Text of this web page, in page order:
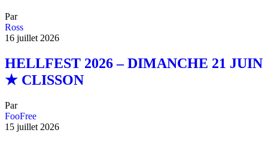
Par
Ross
16 juillet 2026
HELLFEST 2026 – DIMANCHE 21 JUIN
★ CLISSON
Par
FooFree
15 juillet 2026